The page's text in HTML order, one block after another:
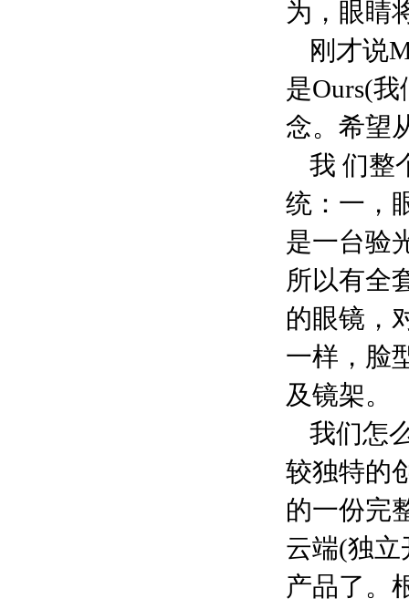
为，眼睛
刚才说
是Ours(
念。希望
我 们整
统：一，
是一台验
所以有全
的眼镜，
一样，脸
及镜架。
我们怎
较独特的
的一份完
云端(独立
产品了。